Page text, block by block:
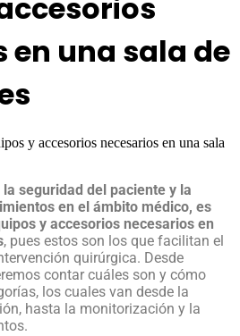
en una sala de
y accesorios necesarios en una sala
seguridad del paciente y la
en el ámbito médico, es
y accesorios necesarios en
, pues estos son los que facilitan el
quirúrgica. Desde
contar cuáles son y cómo
los cuales van desde la
hasta la monitorización y la